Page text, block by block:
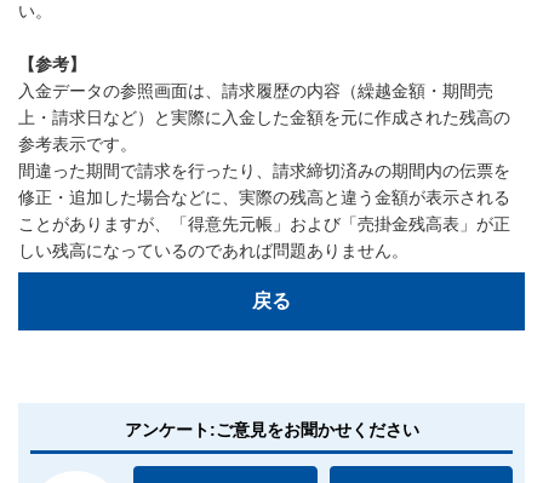
い。
【参考】
入金データの参照画面は、請求履歴の内容（繰越金額・期間売
上・請求日など）と実際に入金した金額を元に作成された残高の
参考表示です。
間違った期間で請求を行ったり、請求締切済みの期間内の伝票を
修正・追加した場合などに、実際の残高と違う金額が表示される
ことがありますが、「得意先元帳」および「売掛金残高表」が正
しい残高になっているのであれば問題ありません。
戻る
アンケート:ご意見をお聞かせください